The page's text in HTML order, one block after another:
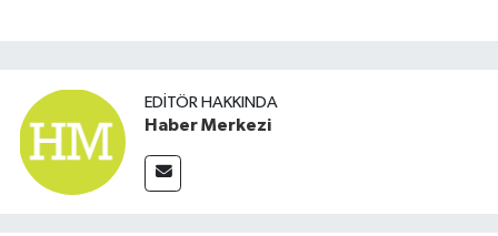
EDITÖR HAKKINDA
Haber Merkezi